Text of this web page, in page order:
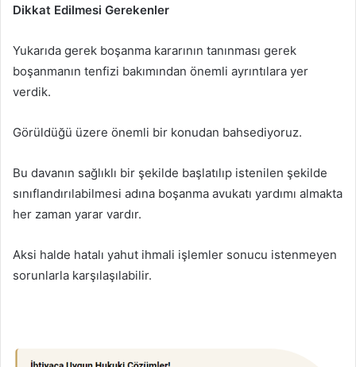
Dikkat Edilmesi Gerekenler
Yukarıda gerek boşanma kararının tanınması gerek
boşanmanın tenfizi bakımından önemli ayrıntılara yer
verdik.
Görüldüğü üzere önemli bir konudan bahsediyoruz.
Bu davanın sağlıklı bir şekilde başlatılıp istenilen şekilde
sınıflandırılabilmesi adına boşanma avukatı yardımı almakta
her zaman yarar vardır.
Aksi halde hatalı yahut ihmali işlemler sonucu istenmeyen
sorunlarla karşılaşılabilir.